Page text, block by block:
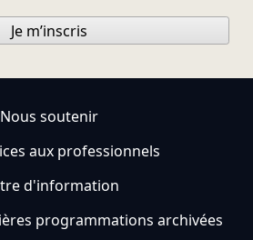
Je m’inscris
Nous soutenir
aux professionnels
d'information
programmations archivées